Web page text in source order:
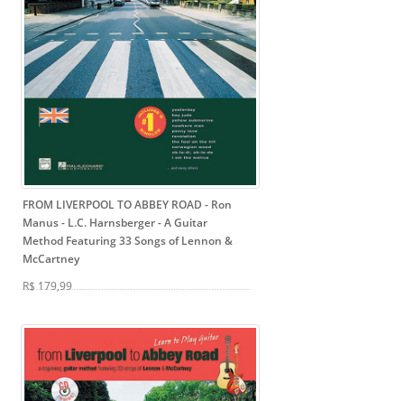
FROM LIVERPOOL TO ABBEY ROAD - Ron
Manus - L.C. Harnsberger- A Guitar
Method Featuring 33 Songs of Lennon &
McCartney
R$ 179,99